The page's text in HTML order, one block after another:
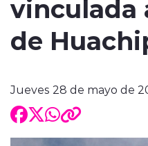
modo claro
vinculada
de
Jueves 28 de mayo de